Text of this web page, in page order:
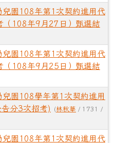
兒園108年第1次契約進用代
（108年9月27日）甄選結
兒園108年第1次契約進用代
（108年9月25日）甄選結
兒園108學年第1次契約進用
分3次招考)
(林秋華 / 1731 /
兒園108年第1次契約進用代